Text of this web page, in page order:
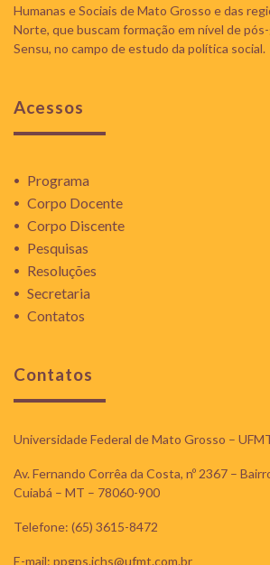
Humanas e Sociais de Mato Grosso e das
Norte, que buscam formação em nível de
Sensu, no campo de estudo da política social.
Acessos
Programa
Corpo Docente
Corpo Discente
Pesquisas
Resoluções
Secretaria
Contatos
Contatos
Universidade Federal de Mato Grosso –
Av. Fernando Corrêa da Costa, nº 2367 –
Cuiabá – MT – 78060-900
Telefone: (65) 3615-8472
E-mail: ppgps.ichs@ufmt.com.br